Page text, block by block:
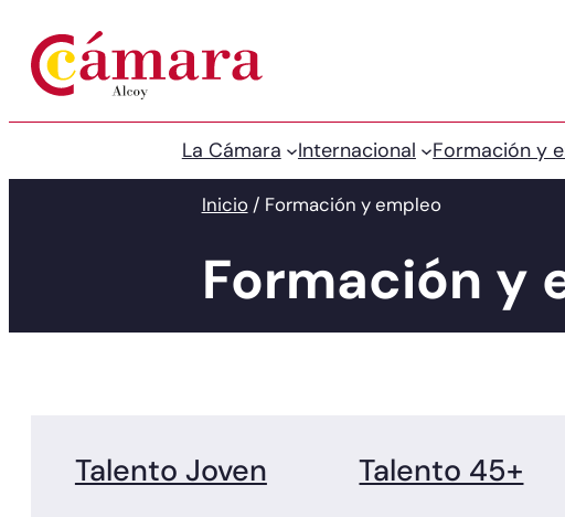
contenido
La Cámara Internacional Formación y
Inicio / Formación y empleo
Formación y
Talento Joven Talento 45+